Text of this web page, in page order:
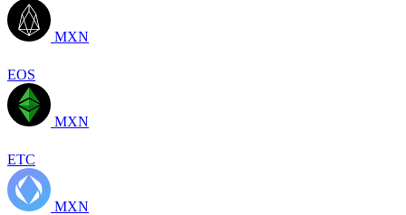
MXN
EOS
MXN
ETC
MXN